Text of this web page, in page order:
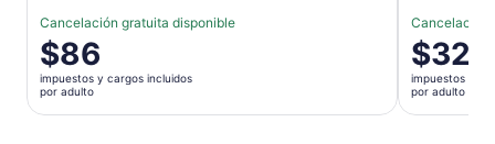
Cancelación gratuita disponible
El
precio
es
de
$86
impuestos y cargos incluidos
por adulto
Cancelación
El
precio
es
de
$32
impuestos y
por adulto